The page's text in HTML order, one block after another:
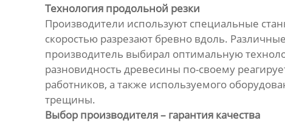
Технология продольной резки
Производители используют специальные
скоростью разрезают бревно вдоль.
производитель выбирал оптимальную
разновидность древесины по-своему
работников, а также используемого
трещины.
Выбор производителя – гарантия качества